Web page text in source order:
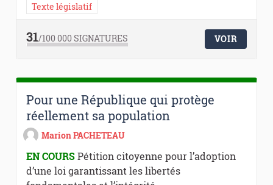
Texte législatif
31/100 000SIGNATURES VOIR
Pour une République qui protège
réellement sa population
Marion PACHETEAU
EN COURSPétition citoyenne pour l’adoption
d’une loi garantissant les libertés